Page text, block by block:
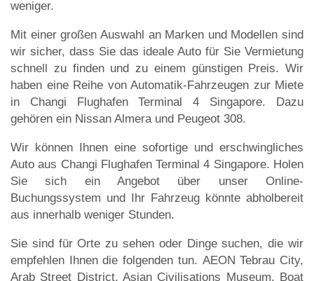
weniger.
Mit einer großen Auswahl an Marken und Modellen sind
wir sicher, dass Sie das ideale Auto für Sie Vermietung
schnell zu finden und zu einem günstigen Preis. Wir
haben eine Reihe von Automatik-Fahrzeugen zur Miete
in Changi Flughafen Terminal 4 Singapore. Dazu
gehören ein Nissan Almera und Peugeot 308.
Wir können Ihnen eine sofortige und erschwingliches
Auto aus Changi Flughafen Terminal 4 Singapore. Holen
Sie sich ein Angebot über unser Online-
Buchungssystem und Ihr Fahrzeug könnte abholbereit
aus innerhalb weniger Stunden.
Sie sind für Orte zu sehen oder Dinge suchen, die wir
empfehlen Ihnen die folgenden tun. AEON Tebrau City,
Arab Street District, Asian Civilisations Museum, Boat